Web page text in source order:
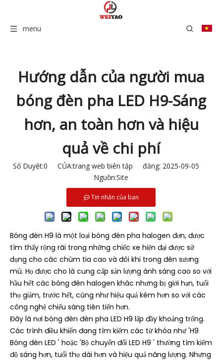
menu
Hướng dẫn của người mua
bóng đèn pha LED H9-Sáng
hơn, an toàn hơn và hiệu
quả về chi phí
Số Duyệt:0 CỦA:trang web biên tập đăng: 2025-09-05
Nguồn:Site
Tin nhắn của bạn
Bóng đèn H9 là một loại bóng đèn pha halogen đơn, được
tìm thấy rộng rãi trong những chiếc xe hiện đại được sử
dụng cho các chùm tia cao và đôi khi trong đèn sương
mù. Họ được cho là cung cấp sản lượng ánh sáng cao so với
hầu hết các bóng đèn halogen khác nhưng bị giới hạn, tuổi
thọ giảm, trước hết, cũng như hiệu quả kém hơn so với các
công nghệ chiếu sáng tiên tiến hơn.
Đây là nơi bóng đèn đèn pha LED H9 lấp đầy khoảng trống.
Các trình điều khiển đang tìm kiếm các từ khóa như 'H9
Bóng đèn LED ' hoặc 'Bộ chuyển đổi LED H9 ' thường tìm kiếm
độ sáng hơn, tuổi thọ dài hơn và hiệu quả năng lượng. Nhưng